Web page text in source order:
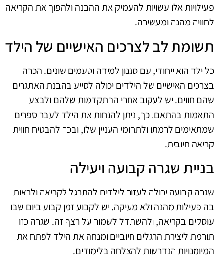
פעילויות אלו עשויות להעמיק את ההבנה ולהפוך את הקריאה
לחוויה מהנה ומעשירה.
תשומת לב לצרכים האישיים של הילד
כל ילד הוא ייחודי, עם סגנון למידה וטעמים שונים. הכרה
בצרכים האישיים של הילדים יכולה לסייע בהבנת האתגרים
שהם חווים. יש לעקוב אחרי ההתקדמות שלהם ולבצע
התאמות בהתאם. כך, ניתן להנחות את הילד לעבר ספרים
שמתאימים לרמתו ולתחומי העניין שלו, ובכך להבטיח חווית
קריאה חיובית.
בניית שגרה קבועה ויעילה
שגרה קבועה יכולה לעזור לילדים להתרגל לקריאה ולראות
בה פעילות מהנה ולא מעיקה. יש לקבוע זמן קבוע ביום שבו
עוסקים בקריאה, ולהשתדל לשמור על רצף זה. שגרה כזו
תורמת ליצירת הרגלים חיוביים ומנחה את הילד לפתח את
המיומנויות הנדרשות להצלחה בלימודים.